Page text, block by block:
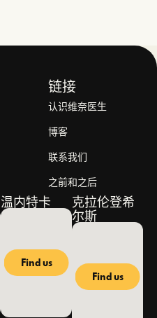
链接
认识维奈医生
博客
联系我们
之前和之后
温内特卡
Find us
克拉伦登希
尔斯
Find us